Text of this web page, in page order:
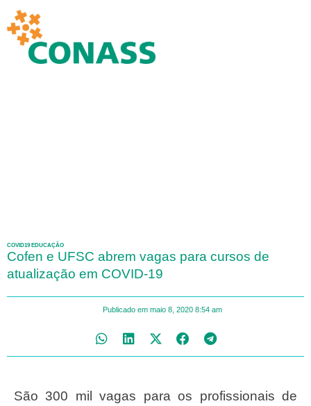
COVID19 EDUCAÇÃO
Cofen e UFSC abrem vagas para cursos de
atualização em COVID-19
Publicado em maio 8, 2020 8:54 am
São 300 mil vagas para os profissionais de